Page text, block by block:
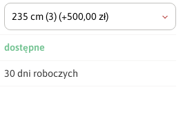
235 cm(3)(+500,00 zł)
dostępne
30 dni roboczych